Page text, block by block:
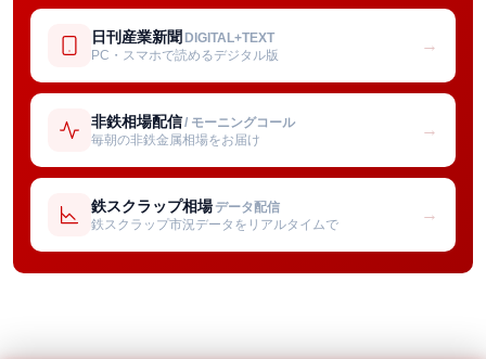
日刊産業新聞 DIGITAL+TEXT
PC・スマホで読めるデジタル版
→
非鉄相場配信/ モーニングコール
毎朝の非鉄金属相場をお届け
→
鉄スクラップ相場 データ配信
鉄スクラップ市況データをリアルタイムで
→